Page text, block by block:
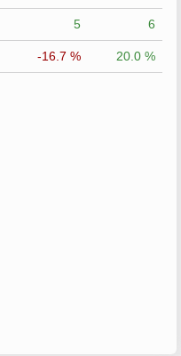
5 6
-16.7 %
20.0 %